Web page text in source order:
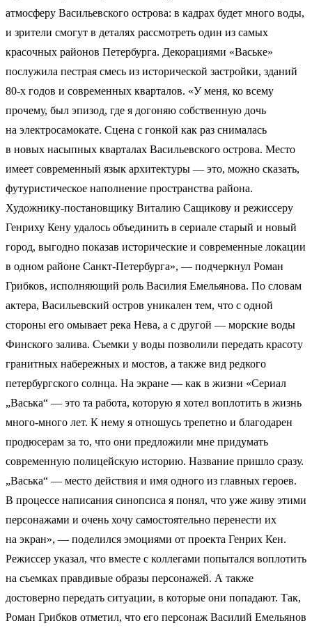
атмосферу Васильевского острова: в кадрах будет много воды,
и зрители смогут в деталях рассмотреть один из самых
красочных районов Петербурга. Декорациями «Ваське»
послужила пестрая смесь из исторической застройки, зданий
80-х годов и современных кварталов. «У меня, ко всему
прочему, был эпизод, где я догоняю собственную дочь
на электросамокате. Сцена с гонкой как раз снималась
в новых насыпных кварталах Васильевского острова. Место
имеет современный язык архитектуры — это, можно сказать,
футуристическое наполнение пространства района.
Художнику-постановщику Виталию Сащикову и режиссеру
Генриху Кену удалось объединить в сериале старый и новый
город, выгодно показав исторические и современные локации
в одном районе Санкт-Петербурга», — подчеркнул Роман
Грибков, исполняющий роль Василия Емельянова. По словам
актера, Васильевский остров уникален тем, что с одной
стороны его омывает река Нева, а с другой — морские воды
Финского залива. Съемки у воды позволили передать красоту
гранитных набережных и мостов, а также вид редкого
петербургского солнца. На экране — как в жизни «Сериал
„Васька“ — это та работа, которую я хотел воплотить в жизнь
много-много лет. К нему я отношусь трепетно и благодарен
продюсерам за то, что они предложили мне придумать
современную полицейскую историю. Название пришло сразу.
„Васька“ — место действия и имя одного из главных героев.
В процессе написания синопсиса я понял, что уже живу этими
персонажами и очень хочу самостоятельно перенести их
на экран», — поделился эмоциями от проекта Генрих Кен.
Режиссер указал, что вместе с коллегами попытался воплотить
на съемках правдивые образы персонажей. А также
достоверно передать ситуации, в которые они попадают. Так,
Роман Грибков отметил, что его персонаж Василий Емельянов